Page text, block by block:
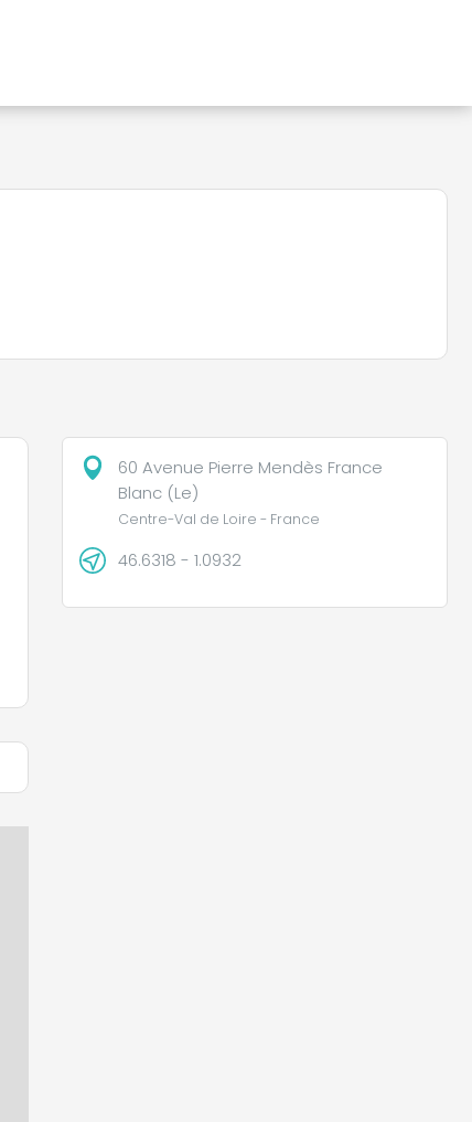
60 Avenue Pierre Mendès France
Blanc (Le)
Centre-Val de Loire - France
46.6318 - 1.0932